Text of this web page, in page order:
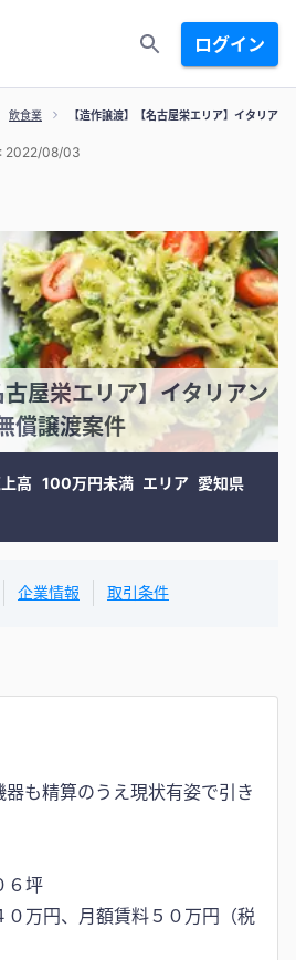
ログイン
飲食業 【造作譲渡】【名古屋栄エリア】イタリアン
2022/08/03
古屋栄エリア】イタリアン
償譲渡案件
高 100万円未満 エリア 愛知県
企業情報 取引条件
も精算のうえ現状有姿で引き
６坪
万円、月額賃料５０万円（税